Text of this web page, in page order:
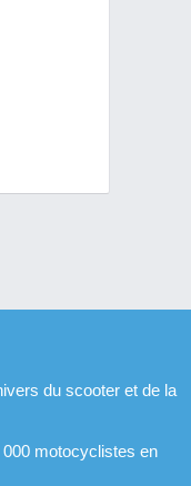
du scooter et de la
motocyclistes en